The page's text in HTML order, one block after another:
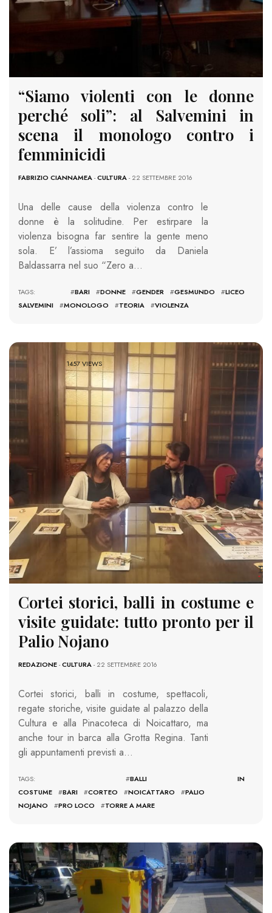
“Siamo violenti con le donne
perché soli”: al Salvemini in
scena il monologo contro i
femminicidi
FABRIZIO CIANNAMEA-CULTURA- 22 SETTEMBRE 2016
Una delle cause della violenza contro le
donne è la solitudine. Per estirpare la
violenza bisogna far sentire la gente meno
sola. E’ l’assioma seguito da Daniela
Baldassarra nel suo “Zero a…
TAGS: #BARI #DONNE #GENDER #GESMUNDO #LICEO
SALVEMINI
#MONOLOGO #TEORIA #VIOLENZA
1457 VIEWS
Cortei storici, balli in costume e
visite guidate: tutto pronto per il
Palio Nojano
REDAZIONE-CULTURA- 22 SETTEMBRE 2016
Cortei storici, balli in costume, spettacoli,
regate storiche, visite guidate al palazzo della
Cultura e alla Pinacoteca di Noicattaro, ma
anche tour in barca alla Grotta Regina. Tanti
gli appuntamenti previsti a…
TAGS: #BALLI IN
COSTUME
#BARI #CORTEO #NOICATTARO #PALIO
NOJANO
#PRO LOCO #TORRE A MARE
2362 VIEWS